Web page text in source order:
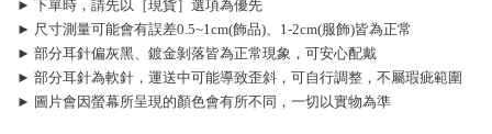
► 下單時，請先以［現貨］選項為優先
► 尺寸測量可能會有誤差0.5~1cm(飾品)、1-2cm(服飾)皆為正常
► 部分耳針偏灰黑、鍍金剝落皆為正常現象，可安心配戴
► 部分耳針為軟針，運送中可能導致歪斜，可自行調整，不屬瑕疵範圍
► 圖片會因螢幕所呈現的顏色會有所不同，一切以實物為準